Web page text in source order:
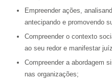
Empreender ações,
antecipando e promovendo
Compreender o contexto
ao seu redor e manifestar
Compreender a abordagem
nas organizações;